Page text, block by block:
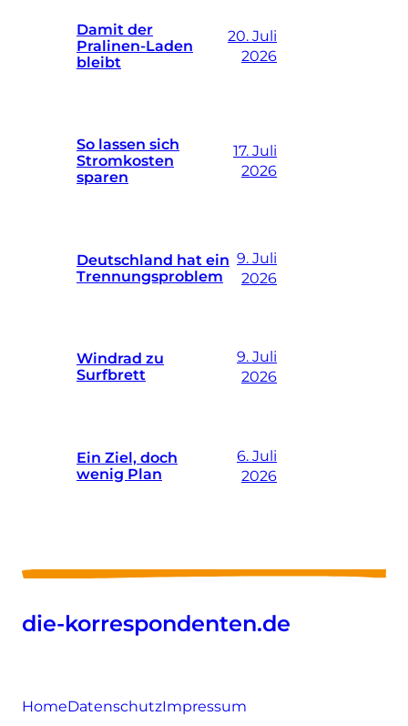
Damit der
Pralinen-Laden
bleibt
20. Juli
2026
So lassen sich
Stromkosten
sparen
17. Juli
2026
Deutschland hat ein
Trennungsproblem
9. Juli
2026
Windrad zu
Surfbrett
9. Juli
2026
Ein Ziel, doch
wenig Plan
6. Juli
2026
die-korrespondenten.de
HomeDatenschutzImpressum